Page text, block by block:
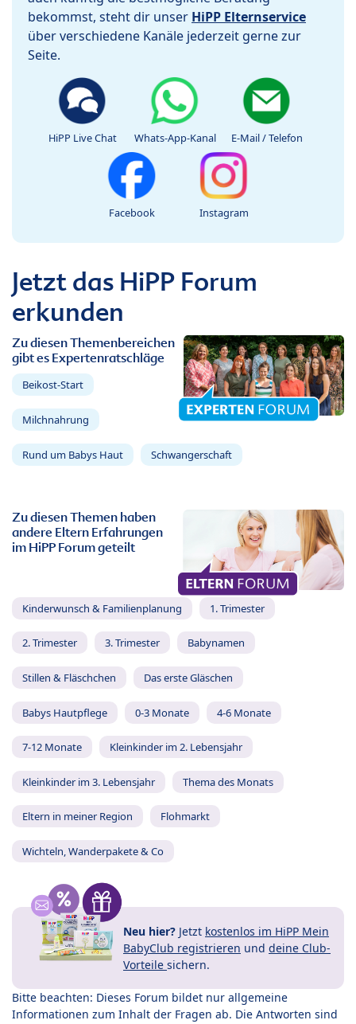
bekommst, steht dir unser HiPP Elternservice
über verschiedene Kanäle jederzeit gerne zur
Seite.
HiPP Live Chat Whats-App-Kanal E-Mail / Telefon
Facebook Instagram
Jetzt das HiPP Forum
erkunden
Zu diesen Themenbereichen
gibt es Expertenratschläge
Beikost-Start
Milchnahrung
Rund um Babys Haut Schwangerschaft
Zu diesen Themen haben
andere Eltern Erfahrungen
im HiPP Forum geteilt
Kinderwunsch & Familienplanung 1. Trimester
2. Trimester 3. Trimester Babynamen
Stillen & Fläschchen Das erste Gläschen
Babys Hautpflege 0-3 Monate 4-6 Monate
7-12 Monate Kleinkinder im 2. Lebensjahr
Kleinkinder im 3. Lebensjahr Thema des Monats
Eltern in meiner Region Flohmarkt
Wichteln, Wanderpakete & Co
Neu hier? Jetzt kostenlos im HiPP Mein
BabyClub registrieren und deine Club-
Vorteile sichern.
Bitte beachten: Dieses Forum bildet nur allgemeine
Informationen zum Inhalt der Fragen ab. Die Antworten sind